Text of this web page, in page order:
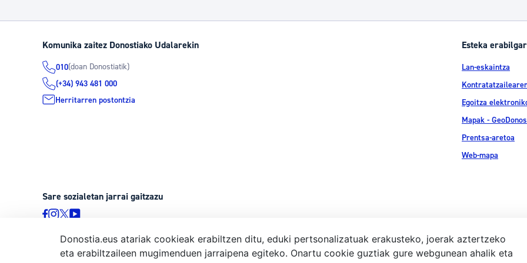
Komunika zaitez Donostiako Udalarekin
010(doan Donostiatik)
(+34) 943 481 000
Herritarren postontzia
Esteka
Lan-eskaintza
Egoitza
Mapak -
Prentsa-aretoa
Web-mapa
Sare sozialetan jarrai gaitzazu
© Donostiako Udala, Ijentea 1, 20003 Donostia Lege-
Donostia.eus atariak cookieak erabiltzen ditu, eduki pertsonalizatuak erakusteko, joerak aztertzeko
eta erabiltzaileen mugimenduen jarraipena egiteko. Onartu cookie guztiak gure webgunean ahalik eta